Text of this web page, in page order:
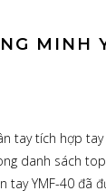
MINH
tay tích hợp
danh sách
tay YMF-40 đã